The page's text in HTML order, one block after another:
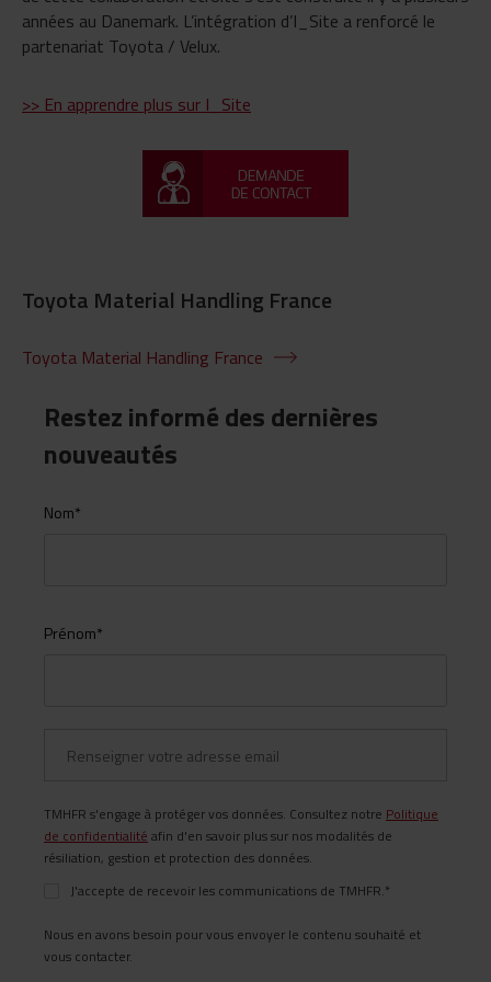
années au Danemark. L’intégration d’I_Site a renforcé le
partenariat Toyota / Velux.
>> En apprendre plus sur I_Site
Toyota Material Handling France
Toyota Material Handling France
Restez informé des dernières
nouveautés
Nom*
Prénom*
TMHFR s'engage à protéger vos données. Consultez notre Politique
de confidentialité afin d'en savoir plus sur nos modalités de
résiliation, gestion et protection des données.
J'accepte de recevoir les communications de TMHFR.*
Nous en avons besoin pour vous envoyer le contenu souhaité et
vous contacter.